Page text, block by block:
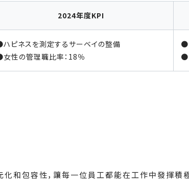
2024年度KPI
ピネスを測定するサーベイの整備
性の管理職比率：18％
●
●
包容性，讓每一位員工都能在工作中發揮積